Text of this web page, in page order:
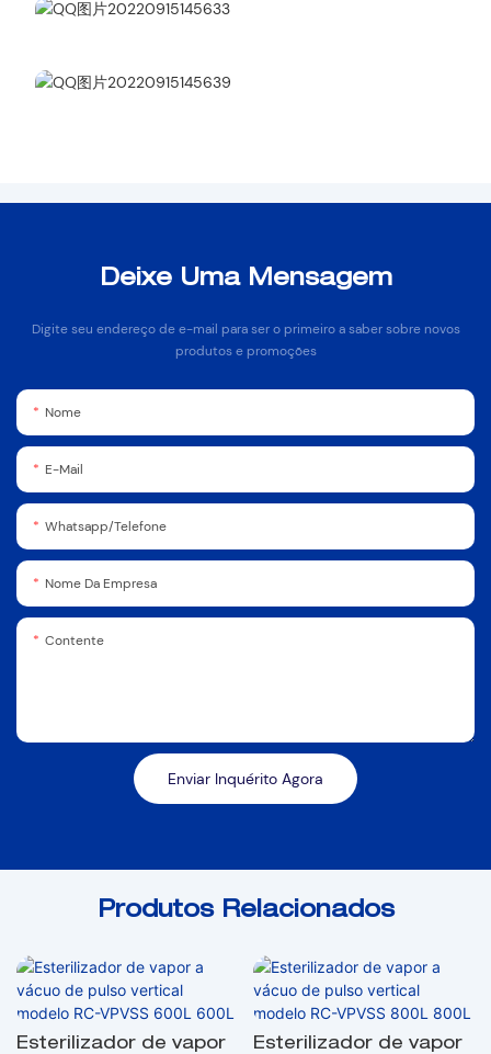
Deixe Uma Mensagem
Digite seu endereço de e-mail para ser o primeiro a saber sobre novos
produtos e promoções
Nome
E-Mail
Whatsapp/Telefone
Nome Da Empresa
Contente
Enviar Inquérito Agora
Produtos Relacionados
Esterilizador de vapor Esterilizador de vapor